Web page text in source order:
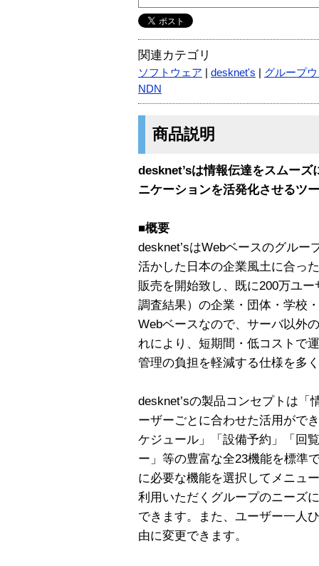
関連カテゴリ
ソフトウェア desknet's
グループ
NDN
商品説明
desknet’sは情報伝達をスムー
ニケーションを活発化させるツ
■概要
desknet’sはWebベースのグル
活かした日本の企業風土に合っ
販売を開始致し、既に200万ユ
調査結果）の企業・団体・学校
Webベースなので、サーバ以外
れにより、短期間・低コストで
管理の負担を軽減する仕様を多
desknet’sの製品コンセプトは「
ーザーごとに合わせた活用がで
ケジュール」「設備予約」「回
ー」等の豊富な全23機能を標準
に必要な機能を選択してメニュ
利用いただくグループのニーズ
できます。また、ユーザー一人
由に変更できます。